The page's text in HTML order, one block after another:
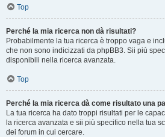
Top
Perché la mia ricerca non dà risultati?
Probabilmente la tua ricerca è troppo vaga e
che non sono indicizzati da phpBB3. Sii più
disponibili nella ricerca avanzata.
Top
Perché la mia ricerca dà come risultato una
La tua ricerca ha dato troppi risultati per le
la ricerca avanzata e sii più specifico nella tua
dei forum in cui cercare.